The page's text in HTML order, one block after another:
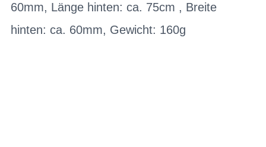
60mm, Länge hinten: ca. 75cm , Breite
hinten: ca. 60mm, Gewicht: 160g